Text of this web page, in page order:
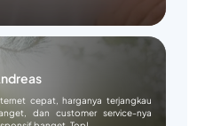
cepat, harganya terjangkau
dan customer service-nya